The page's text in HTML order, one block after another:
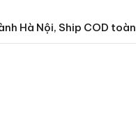
Hà Nội, Ship COD